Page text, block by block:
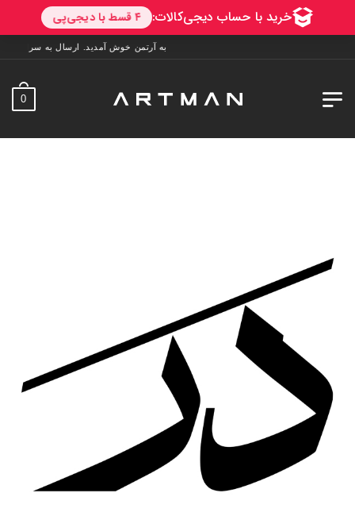
به آرتمن خوش آمدید. ارسال به سراسر ایران. 7 روز فرصت تست در منزل. 1 سال خدمات پس از
0